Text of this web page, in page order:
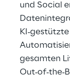
und Social
gesamten